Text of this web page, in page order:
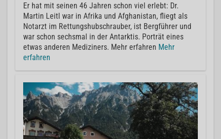
Er hat mit seinen 46 Jahren schon viel erlebt: Dr.
Martin Leitl war in Afrika und Afghanistan, fliegt als
Notarzt im Rettungshubschrauber, ist Bergführer und
war schon sechsmal in der Antarktis. Porträt eines
etwas anderen Mediziners. Mehr erfahren Mehr
erfahren